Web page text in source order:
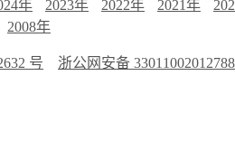
年 2023年 2022年 2021年
2008年
号 浙公网安备